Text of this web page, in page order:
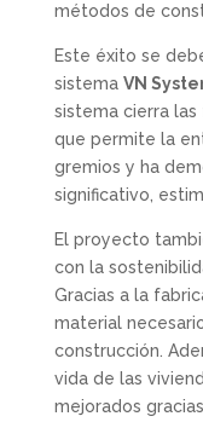
métodos de
Este éxito se
sistema VN
sistema cierra
que permite la
gremios y ha
significativo,
El proyecto
con la
Gracias a la
material
construcción.
vida de las
mejorados